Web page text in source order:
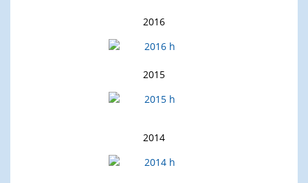
2016
2015
2014